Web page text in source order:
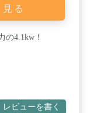
る
4.1kw！
レビューを書く